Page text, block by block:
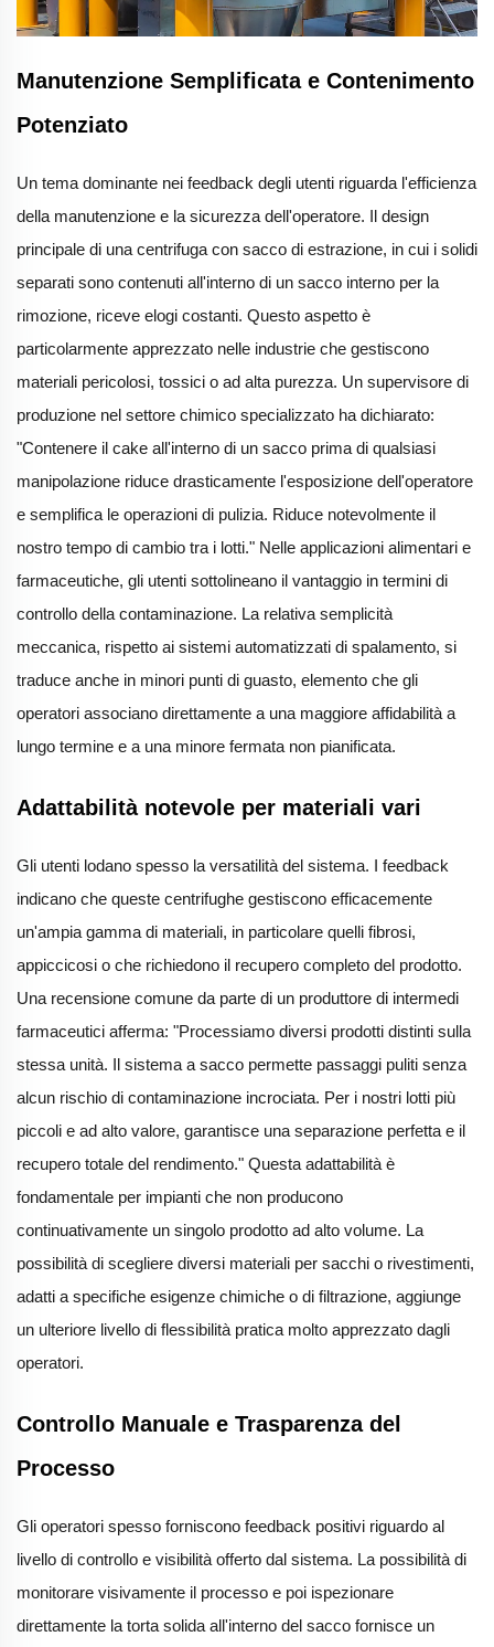
Manutenzione Semplificata e Contenimento
Potenziato
Un tema dominante nei feedback degli utenti riguarda l'efficienza
della manutenzione e la sicurezza dell'operatore. Il design
principale di una centrifuga con sacco di estrazione, in cui i solidi
separati sono contenuti all'interno di un sacco interno per la
rimozione, riceve elogi costanti. Questo aspetto è
particolarmente apprezzato nelle industrie che gestiscono
materiali pericolosi, tossici o ad alta purezza. Un supervisore di
produzione nel settore chimico specializzato ha dichiarato:
"Contenere il cake all'interno di un sacco prima di qualsiasi
manipolazione riduce drasticamente l'esposizione dell'operatore
e semplifica le operazioni di pulizia. Riduce notevolmente il
nostro tempo di cambio tra i lotti." Nelle applicazioni alimentari e
farmaceutiche, gli utenti sottolineano il vantaggio in termini di
controllo della contaminazione. La relativa semplicità
meccanica, rispetto ai sistemi automatizzati di spalamento, si
traduce anche in minori punti di guasto, elemento che gli
operatori associano direttamente a una maggiore affidabilità a
lungo termine e a una minore fermata non pianificata.
Adattabilità notevole per materiali vari
Gli utenti lodano spesso la versatilità del sistema. I feedback
indicano che queste centrifughe gestiscono efficacemente
un'ampia gamma di materiali, in particolare quelli fibrosi,
appiccicosi o che richiedono il recupero completo del prodotto.
Una recensione comune da parte di un produttore di intermedi
farmaceutici afferma: "Processiamo diversi prodotti distinti sulla
stessa unità. Il sistema a sacco permette passaggi puliti senza
alcun rischio di contaminazione incrociata. Per i nostri lotti più
piccoli e ad alto valore, garantisce una separazione perfetta e il
recupero totale del rendimento." Questa adattabilità è
fondamentale per impianti che non producono
continuativamente un singolo prodotto ad alto volume. La
possibilità di scegliere diversi materiali per sacchi o rivestimenti,
adatti a specifiche esigenze chimiche o di filtrazione, aggiunge
un ulteriore livello di flessibilità pratica molto apprezzato dagli
operatori.
Controllo Manuale e Trasparenza del
Processo
Gli operatori spesso forniscono feedback positivi riguardo al
livello di controllo e visibilità offerto dal sistema. La possibilità di
monitorare visivamente il processo e poi ispezionare
direttamente la torta solida all'interno del sacco fornisce un